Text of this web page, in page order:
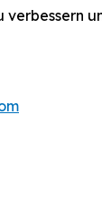
verbessern